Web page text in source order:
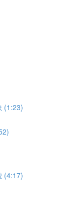
(1:23)
(4:17)